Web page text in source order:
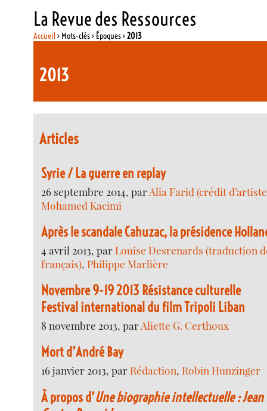
La Revue des Ressources
Accueil> Mots-clés > Époques >2013
2013
Articles
Syrie / La guerre en replay
26 septembre 2014, parAlia Farid (crédit
Mohamed Kacimi
Après le scandale Cahuzac, la présidence
4 avril 2013, parLouise Desrenards (traduction
français), Philippe Marlière
Novembre 9-19 2013 Résistance culturelle
Festival international du film Tripoli Liban
8 novembre 2013, parAliette G. Certhoux
Mort d’André Bay
16 janvier 2013, par Rédaction, Robin Hunzinger
À propos d’Une biographie intellectuelle :